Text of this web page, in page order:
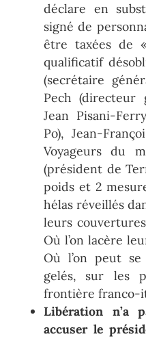
déclare en
signé de
être taxées de
qualificatif
(secrétaire
Pech (directeur
Jean Pisani-
Po), Jean-
Voyageurs du
(président de
poids et 2
hélas réveillés
leurs
Où l’on lacère
Où l’on peut
gelés, sur les
frontière franco-
Libération n’a
accuser le